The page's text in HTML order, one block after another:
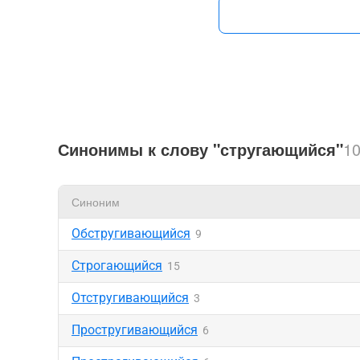
Синонимы к слову "стругающийся"10
Синоним
Обстругивающийся 9
Строгающийся 15
Отстругивающийся 3
Простругивающийся 6